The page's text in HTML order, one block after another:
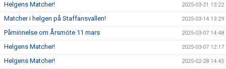
Helgens Matcher! 2025-03-21 13:22
Matcher i helgen på Staffansvallen! 2025-03-14 13:29
Påminnelse om Årsmöte 11 mars 2025-03-07 14:48
Helgens Matcher! 2025-03-07 12:17
Helgens Matcher! 2025-02-28 14:45